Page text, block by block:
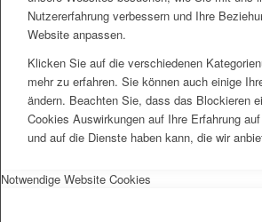
Nutzererfahrung verbessern und Ihre
Website anpassen.
Klicken Sie auf die verschiedenen
mehr zu erfahren. Sie können auch einige
ändern. Beachten Sie, dass das Blockieren
Cookies Auswirkungen auf Ihre Erfahrung
und auf die Dienste haben kann, die wir
Notwendige Website Cookies